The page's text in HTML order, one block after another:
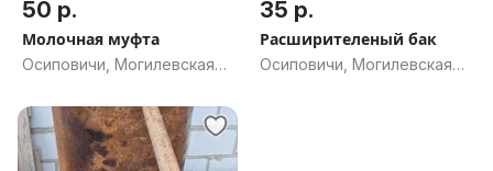
50 р.
Молочная муфта
Осиповичи, Могилевская
35 р.
Расширителеный бак
Осиповичи, Могилевская